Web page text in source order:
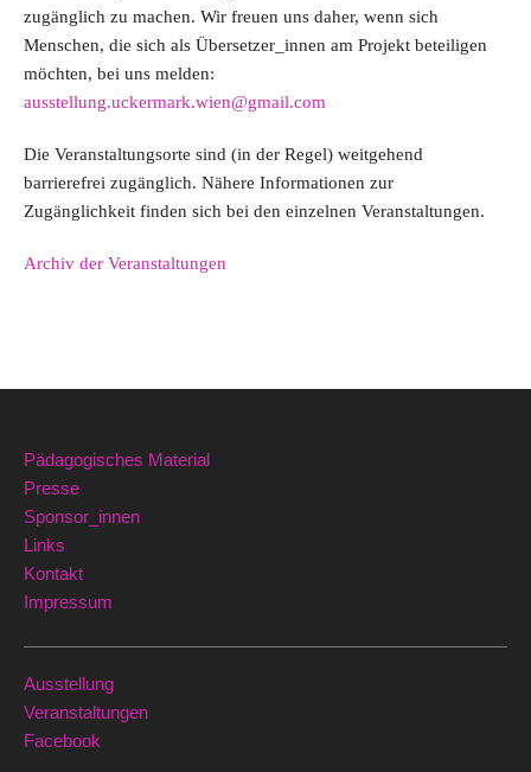
zugänglich zu machen. Wir freuen uns daher, wenn sich
Menschen, die sich als Übersetzer_innen am Projekt beteiligen
möchten, bei uns melden:
ausstellung.uckermark.wien@gmail.com
Die Veranstaltungsorte sind (in der Regel) weitgehend
barrierefrei zugänglich. Nähere Informationen zur
Zugänglichkeit finden sich bei den einzelnen Veranstaltungen.
Archiv der Veranstaltungen
Pädagogisches Material
Presse
Sponsor_innen
Links
Kontakt
Impressum
Ausstellung
Veranstaltungen
Facebook